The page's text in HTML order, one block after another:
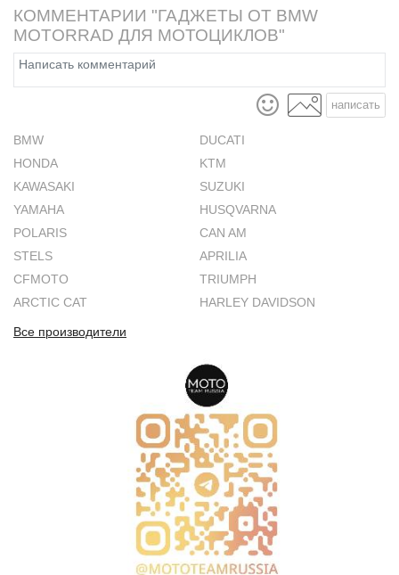
КОММЕНТАРИИ "ГАДЖЕТЫ ОТ BMW
MOTORRAD ДЛЯ МОТОЦИКЛОВ"
написать
BMW
DUCATI
HONDA
KTM
KAWASAKI
SUZUKI
YAMAHA
HUSQVARNA
POLARIS
CAN AM
STELS
APRILIA
CFMOTO
TRIUMPH
ARCTIC CAT
HARLEY DAVIDSON
Все производители